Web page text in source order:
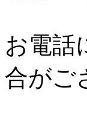
お電話
合がご